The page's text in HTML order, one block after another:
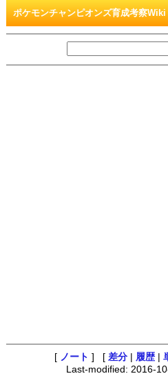
ポケモンチャンピオンズ育成考察Wiki
[ ノート ] [ 差分 履歴
Last-modified: 2016-